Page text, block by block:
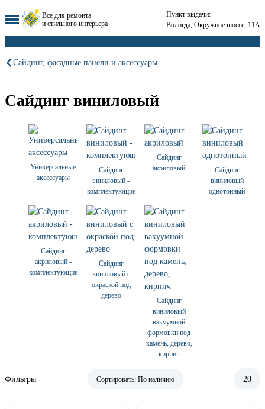
Все для ремонта
и стильного интерьера
Пункт выдачи:
Вологда, Окружное шоссе, 11А
Сайдинг, фасадные панели и аксессуары
Сайдинг виниловый
Универсальные
аксессуары
Сайдинг
виниловый -
комплектующие
Сайдинг
акриловый
Сайдинг
виниловый
однотонный
Сайдинг
акриловый -
комплектующие
Сайдинг
виниловый с
окраской под
дерево
Сайдинг
виниловый
вакуумной
формовки под
камень, дерево,
кирпич
Фильтры Сортировать: По наличию 20